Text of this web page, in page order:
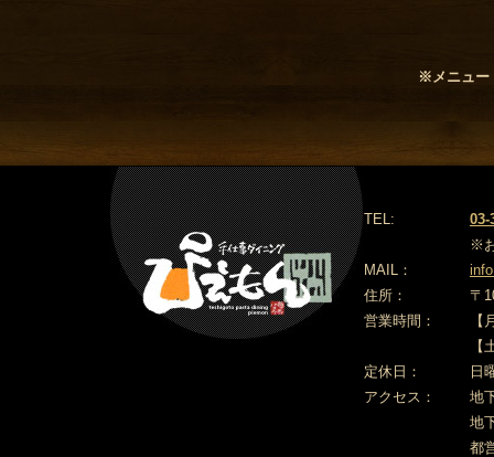
※メニュー
TEL:
03-
※
MAIL：
住所：
〒
営業時間：
定休日：
日
アクセス：
地
地
都